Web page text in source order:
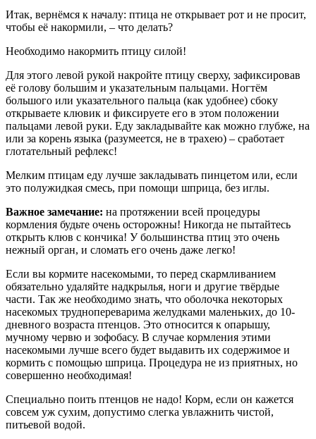
Итак, вернёмся к началу: птица не открывает рот и не просит,
чтобы её накормили, – что делать?
Необходимо накормить птицу силой!
Для этого левой рукой накройте птицу сверху, зафиксировав
её голову больши́м и указательным пальцами. Ногтём
большого или указательного пальца (как удобнее) сбоку
открываете клювик и фиксируете его в этом положении
пальцами левой руки. Еду закладывайте как можно глубже, на
или за корень языка (разумеется, не в трахею) – сработает
глотательный рефлекс!
Мелким птицам еду лучше закладывать пинцетом или, если
это полужидкая смесь, при помощи шприца, без иглы.
Важное замечание: на протяжении всей процедуры
кормления будьте очень осторожны! Никогда не пытайтесь
открыть клюв с кончика! У большинства птиц это очень
нежный орган, и сломать его очень даже легко!
Если вы кормите насекомыми, то перед скармливанием
обязательно удаляйте надкрылья, ноги и другие твёрдые
части. Так же необходимо знать, что оболочка некоторых
насекомых труднопереварима желудками маленьких, до 10-
дневного возраста птенцов. Это относится к опарышу,
мучному червю и зофобасу. В случае кормления этими
насекомыми лучше всего будет выдавить их содержимое и
кормить с помощью шприца. Процедура не из приятных, но
совершенно необходимая!
Специально поить птенцов не надо! Корм, если он кажется
совсем уж сухим, допустимо слегка увлажнить чистой,
питьевой водой.